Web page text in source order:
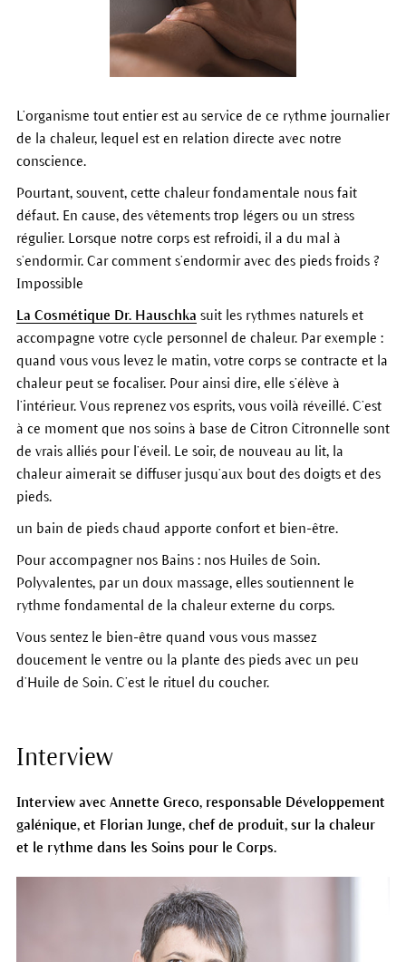
L’organisme tout entier est au service de ce rythme journalier
de la chaleur, lequel est en relation directe avec notre
conscience.
Pourtant, souvent, cette chaleur fondamentale nous fait
défaut. En cause, des vêtements trop légers ou un stress
régulier. Lorsque notre corps est refroidi, il a du mal à
s’endormir. Car comment s’endormir avec des pieds froids ?
Impossible
La Cosmétique Dr. Hauschka suit les rythmes naturels et
accompagne votre cycle personnel de chaleur. Par exemple :
quand vous vous levez le matin, votre corps se contracte et la
chaleur peut se focaliser. Pour ainsi dire, elle s’élève à
l’intérieur. Vous reprenez vos esprits, vous voilà réveillé. C’est
à ce moment que nos soins à base de Citron Citronnelle sont
de vrais alliés pour l’éveil. Le soir, de nouveau au lit, la
chaleur aimerait se diffuser jusqu’aux bout des doigts et des
pieds.
un bain de pieds chaud apporte confort et bien-être.
Pour accompagner nos Bains : nos Huiles de Soin.
Polyvalentes, par un doux massage, elles soutiennent le
rythme fondamental de la chaleur externe du corps.
Vous sentez le bien-être quand vous vous massez
doucement le ventre ou la plante des pieds avec un peu
d’Huile de Soin. C’est le rituel du coucher.
Interview
Interview avec Annette Greco, responsable Développement
galénique, et Florian Junge, chef de produit, sur la chaleur
et le rythme dans les Soins pour le Corps.